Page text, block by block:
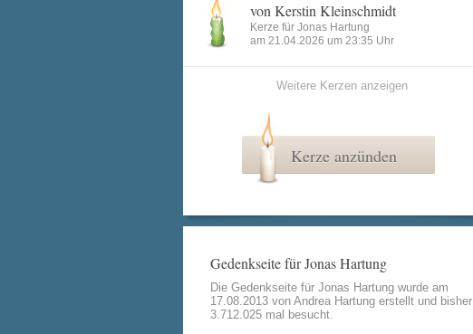
von Kerstin Kleinschmidt
Kerze für Jonas Hartung
am 21.04.2026 um 23:35 Uhr
Weitere Kerzen anzeigen
Kerze anzünden
Gedenkseite für Jonas Hartung
Die Gedenkseite für Jonas Hartung wurde am
17.08.2013 von Andrea Hartung erstellt und bisher
3.712.025 mal besucht.